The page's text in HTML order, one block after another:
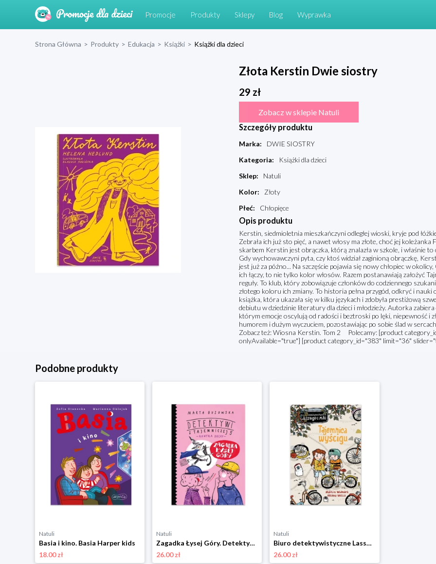
Promocje Produkty Sklepy Blog Wyprawka
Strona Główna > Produkty > Edukacja > Książki > Książki dla dzieci
Złota Kerstin Dwie siostry
29 zł
Zobacz w sklepie Natuli
Szczegóły produktu
Marka:
DWIE SIOSTRY
Kategoria:
Książki dla dzieci
Sklep:
Natuli
Kolor:
Złoty
Płeć: Chłopięce
Opis produktu
Kerstin, siedmioletnia mieszkańczyni odległej wioski, kryje pod
Zebrała ich już sto pięć, a nawet włosy ma złote, choć jej
skarbem Kerstin jest obrączka, którą znalazła w szkole, i właśnie
Gdy wychowawczyni pyta, czy ktoś widział zaginioną obrączkę,
jest już za późno... Na szczęście pojawia się nowy chłopiec w
ich łączy, to nie tylko kolor włosów. Razem postanawiają założyć
reguły. To klub, który zobowiązuje członków do codziennego
złotego koloru ich zmiany. To historia pełna przygód, odkryć i
książka, która ukazała się w kilku językach i zdobyła prestiżową
debiutu w dziedzinie literatury dla dzieci i młodzieży. Autorka
którym emocje oscylują od radości i beztroski po lęki, niepewność i
humorem i dużym wyczuciem, pozostawiając po sobie ślad w
Zobacz też: Wiosna Kerstin. Tom 2 Polecamy: [product
onlyAvailable="true"] [product category_id="383" limit="36"
Podobne produkty
Natuli
Basia i kino. Basia Harper kids
18.00 zł
Natuli
Zagadka Łysej Góry. Detektywi z Tajemniczej 5 kontra duchy. Tom 5 Nasza księgarnia
26.00 zł
Natuli
Biuro detektywistyczne Lassego i Mai. Tajemnica wyścigu Zakamarki
26.00 zł